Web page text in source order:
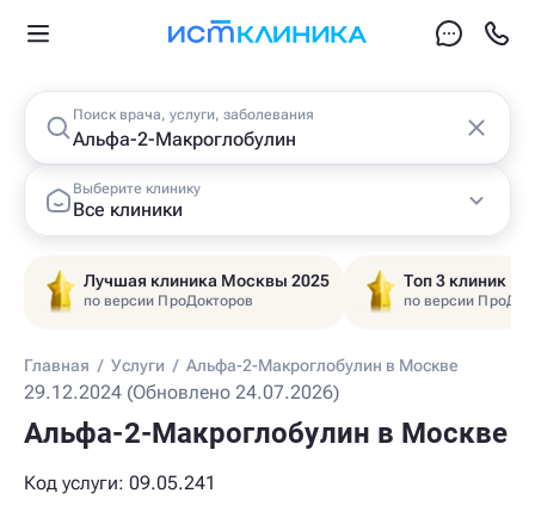
Поиск врача, услуги, заболевания
Выберите клинику
Все клиники
Лучшая клиника Москвы 2025
по версии ПроДокторов
Топ 3 клиник
по версии
Главная / Услуги / Альфа-2-Макроглобулин в Москве
29.12.2024 (Обновлено 24.07.2026)
Альфа-2-Макроглобулин в Москве
Код услуги: 09.05.241